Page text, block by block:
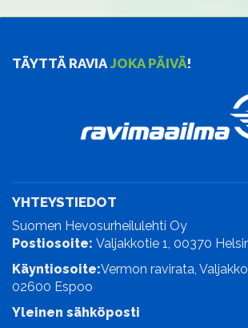
TÄYTTÄ RAVIAJOKA PÄIVÄ!
YHTEYSTIEDOT
Suomen Hevosurheilulehti Oy
Postiosoite: Valjakkotie 1, 00370
Käyntiosoite:Vermon ravirata,
02600 Espoo
Yleinen sähköposti